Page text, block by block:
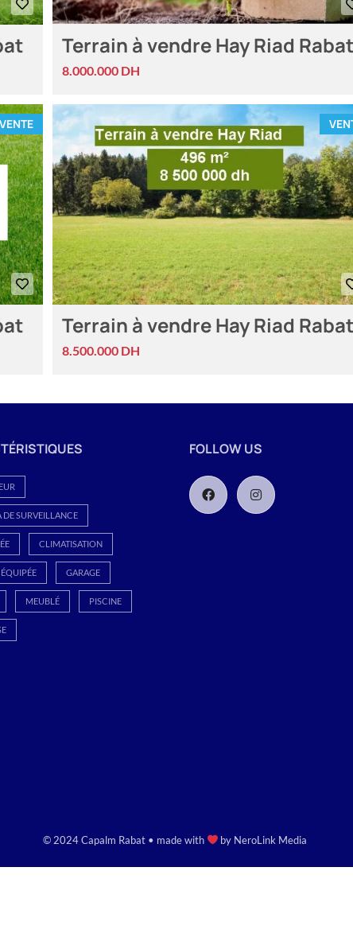
Terrain à vendre Hay Riad Rabat
8.000.000 DH
VENTE
Terrain à vendre Hay Riad Rabat
8.500.000 DH
DE SURVEILLANCE
CLIMATISATION
GARAGE
MEUBLÉ PISCINE
FOLLOW US
© 2024 Capalm Rabat • made with by NeroLink Media